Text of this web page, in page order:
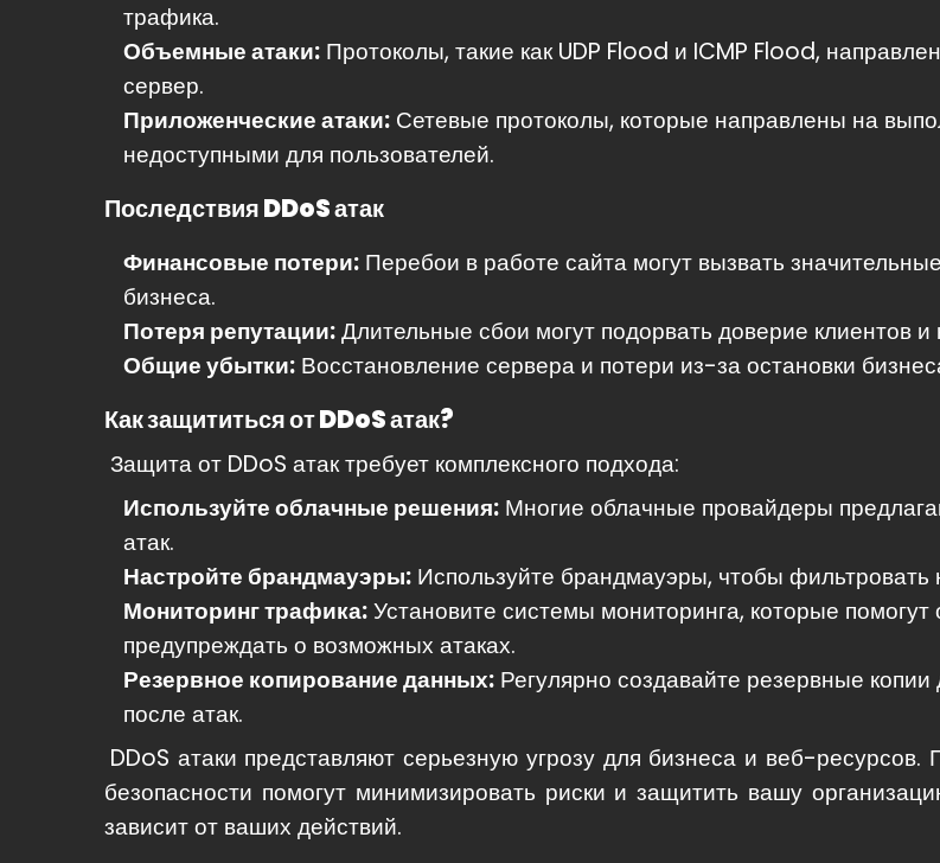
трафика.
Объемные атаки: Протоколы, такие как UDP Flood и ICMP Flood,
сервер.
Приложенческие атаки: Сетевые протоколы, которые направлены на
недоступными для пользователей.
Последствия DDoS атак
Финансовые потери: Перебои в работе сайта могут вызвать
бизнеса.
Потеря репутации:Длительные сбои могут подорвать доверие клиентов
Общие убытки: Восстановление сервера и потери из-за остановки
Как защититься от DDoS атак?
Защита от DDoS атак требует комплексного подхода:
Используйте облачные решения: Многие облачные провайдеры
атак.
Настройте брандмауэры: Используйте брандмауэры, чтобы
Мониторинг трафика:Установите системы мониторинга, которые
предупреждать о возможных атаках.
Резервное копирование данных: Регулярно создавайте резервные
после атак.
DDoS атаки представляют серьезную угрозу для бизнеса и веб-
безопасности помогут минимизировать риски и защитить вашу
зависит от ваших действий.